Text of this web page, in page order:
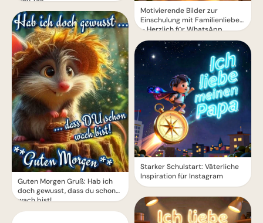
Guten Morgen Gruß: Hab ich
doch gewusst, dass du schon
wach bist!
Motivierende Bilder zur
Einschulung mit Familienliebe
– Herzlich für WhatsApp
Starker Schulstart: Väterliche
Inspiration für Instagram